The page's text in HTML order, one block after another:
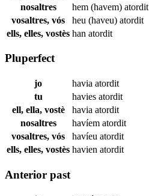
nosaltres
hem (havem) atordit
vosaltres, vós
heu (haveu) atordit
ells, elles, vostès han atordit
Pluperfect
jo havia atordit
tu
havies atordit
ell, ella, vostè
havia atordit
nosaltres
havíem atordit
vosaltres, vós
havíeu atordit
ells, elles, vostès havien atordit
Anterior past